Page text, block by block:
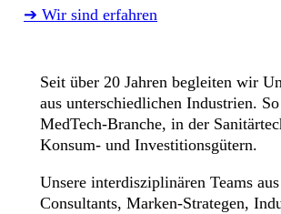
➔ Wir sind erfahren
Seit über 20 Jahren begleiten wir
aus unterschiedlichen Industrien.
MedTech-Branche, in der
Konsum- und Investitionsgütern.
Unsere interdisziplinären Teams
Consultants, Marken-Strategen,